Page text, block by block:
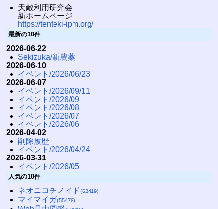
天敵利用研究会
新ホームページ
https://tenteki-ipm.org/
最新の10件
2026-06-22
Sekizuka/新農薬
2026-06-10
イベント/2026/06/23
2026-06-07
イベント/2026/09/11
イベント/2026/09
イベント/2026/08
イベント/2026/07
イベント/2026/06
2026-04-02
削除履歴
イベント/2026/04/24
2026-03-31
イベント/2026/05
人気の10件
ネオニコチノイド(62419)
マイマイガ(55479)